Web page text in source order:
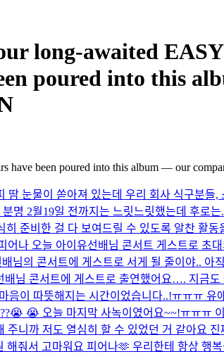
long-awaited
poured into this
have been poured into this album — our
눈물이 쏟아져 있는데 우리 회사 식구분들
명 2월19일 전까지는 느릿느릿했는데 후로는
준비한 걸 다 보여드릴 수 있도록 알찬 활
어나 오늘 아이유선배님 콘서트 게스트로 초
의 콘서트에 게스트로 서게 될 줄이야.. 아
님 콘서트에 게스트로 출연했어요…. 지금
이 따뜻해지는 시간이었습니다..!ㅠㅠㅠ 유
😭 오늘 마지막 사녹이였어요~~!ㅠㅠㅠ
니까 저도 열심히 할 수 있었던 거 같아요
줘서 고마워요 피어나🫶 우리한테 항상 행